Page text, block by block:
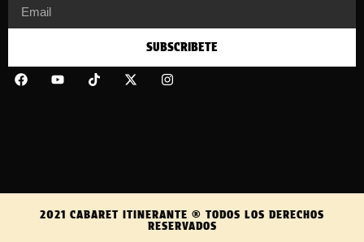
SUBSCRIBETE
2021 CABARET ITINERANTE ® TODOS LOS DERECHOS
RESERVADOS